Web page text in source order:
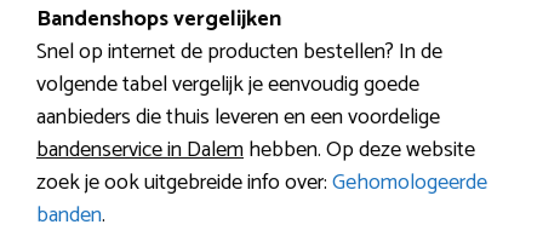
Bandenshops vergelijken
Snel op internet de producten bestellen? In de
volgende tabel vergelijk je eenvoudig goede
aanbieders die thuis leveren en een voordelige
bandenservice in Dalemhebben. Op deze website
zoek je ook uitgebreide info over:Gehomologeerde
banden.